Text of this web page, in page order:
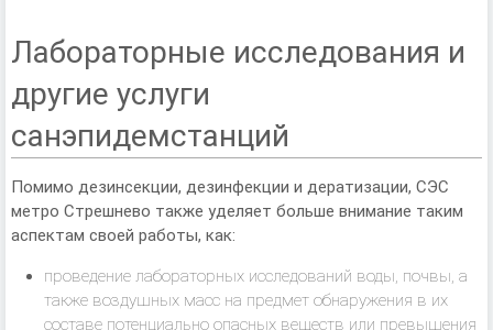
Лабораторные исследования и
другие услуги
санэпидемстанций
Помимо дезинсекции, дезинфекции и дератизации, СЭС
метро Стрешнево также уделяет больше внимание таким
аспектам своей работы, как:
проведение лабораторных исследований воды, почвы, а
также воздушных масс на предмет обнаружения в их
составе потенциально опасных веществ или превышения